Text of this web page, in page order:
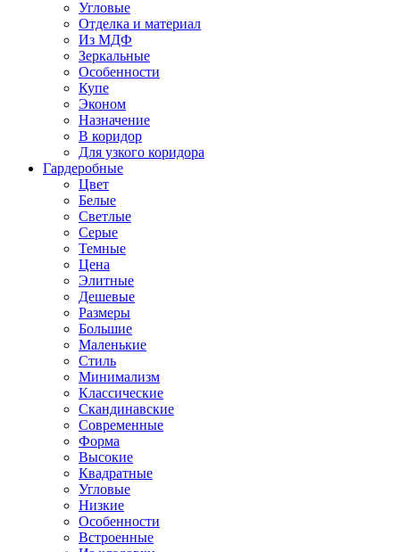
Угловые
Отделка и материал
Из МДФ
Зеркальные
Особенности
Купе
Эконом
Назначение
В коридор
Для узкого коридора
Гардеробные
Цвет
Белые
Светлые
Серые
Темные
Цена
Элитные
Дешевые
Размеры
Большие
Маленькие
Стиль
Минимализм
Классические
Скандинавские
Современные
Форма
Высокие
Квадратные
Угловые
Низкие
Особенности
Встроенные